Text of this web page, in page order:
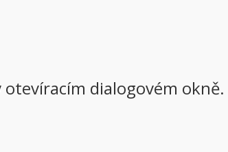
dialogovém okně.